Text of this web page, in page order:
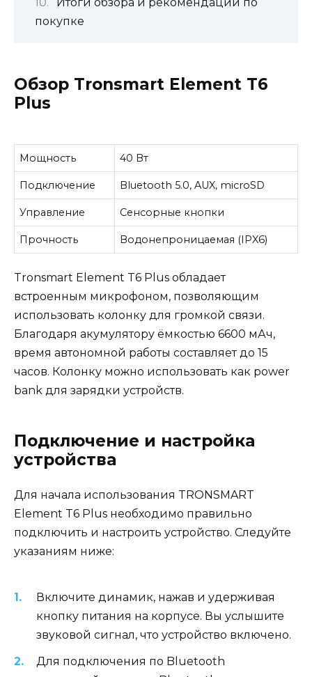
покупке
Обзор Tronsmart Element T6
Plus
Мощность 40 Вт
Подключение Bluetooth 5.0, AUX, microSD
Управление Сенсорные кнопки
Прочность Водонепроницаемая (IPX6)
Tronsmart Element T6 Plus обладает
встроенным микрофоном, позволяющим
использовать колонку для громкой связи.
Благодаря акумулятору ёмкостью 6600 мАч,
время автономной работы составляет до 15
часов. Колонку можно использовать как power
bank для зарядки устройств.
Подключение и настройка
устройства
Для начала использования TRONSMART
Element T6 Plus необходимо правильно
подключить и настроить устройство. Следуйте
указаниям ниже:
Включите динамик, нажав и удерживая
кнопку питания на корпусе. Вы услышите
звуковой сигнал, что устройство включено.
Для подключения по Bluetooth